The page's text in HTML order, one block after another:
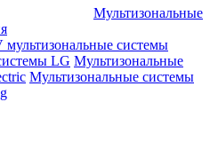
Мультизональные
системы
LG Мультизональные
Мультизональные системы